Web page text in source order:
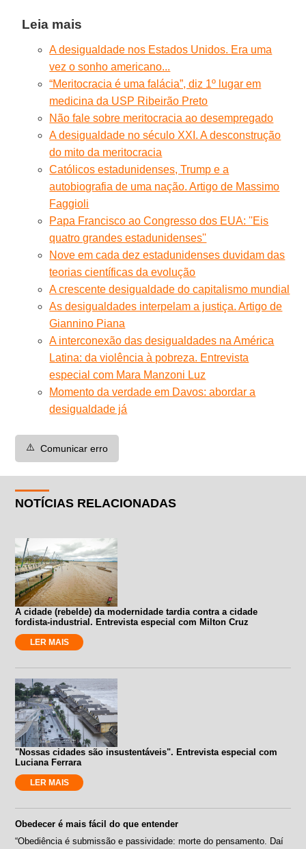
Leia mais
A desigualdade nos Estados Unidos. Era uma
vez o sonho americano...
“Meritocracia é uma falácia”, diz 1º lugar em
medicina da USP Ribeirão Preto
Não fale sobre meritocracia ao desempregado
A desigualdade no século XXI. A desconstrução
do mito da meritocracia
Católicos estadunidenses, Trump e a
autobiografia de uma nação. Artigo de Massimo
Faggioli
Papa Francisco ao Congresso dos EUA: ''Eis
quatro grandes estadunidenses''
Nove em cada dez estadunidenses duvidam das
teorias científicas da evolução
A crescente desigualdade do capitalismo mundial
As desigualdades interpelam a justiça. Artigo de
Giannino Piana
A interconexão das desigualdades na América
Latina: da violência à pobreza. Entrevista
especial com Mara Manzoni Luz
Momento da verdade em Davos: abordar a
desigualdade já
⚠️ Comunicar erro
NOTÍCIAS RELACIONADAS
A cidade (rebelde) da modernidade tardia contra a cidade
fordista-industrial. Entrevista especial com Milton Cruz
LER MAIS
"Nossas cidades são insustentáveis". Entrevista especial com
Luciana Ferrara
LER MAIS
Obedecer é mais fácil do que entender
“Obediência é submissão e passividade: morte do pensamento. Daí